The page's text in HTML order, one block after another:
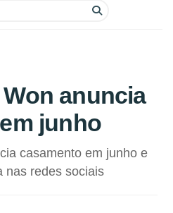
anuncia
junho
casamento em junho e
nas redes sociais